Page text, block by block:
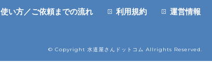
使い方／ご依頼までの流れ 利用規約 運営情報
© Copyright 水道屋さんドットコム Allrights Reserved.